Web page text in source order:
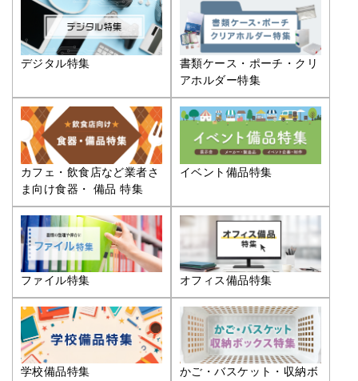
デジタル特集
書類ケース・ポーチ・クリ
アホルダー特集
カフェ・飲食店など業者さ
ま向け食器・ 備品 特集
イベント備品特集
ファイル特集 オフィス備品特集
学校備品特集
かご・バスケット・収納ボ